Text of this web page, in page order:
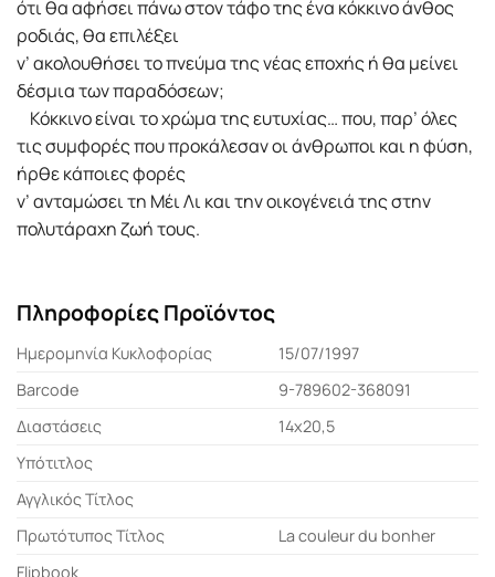
ότι θα αφήσει πάνω στον τάφο της ένα κόκκινο άνθος
ροδιάς, θα επιλέξει
ν’ ακολουθήσει το πνεύμα της νέας εποχής ή θα μείνει
δέσμια των παραδόσεων;
Κόκκινο είναι το χρώμα της ευτυχίας… που, παρ’ όλες
τις συμφορές που προκάλεσαν οι άνθρωποι και η φύση,
ήρθε κάποιες φορές
ν’ ανταμώσει τη Μέι Λι και την οικογένειά της στην
πολυτάραχη ζωή τους.
Πληροφορίες Προϊόντος
Ημερομηνία Κυκλοφορίας
15/07/1997
Barcode
9-789602-368091
Διαστάσεις
14x20,5
Υπότιτλος
Αγγλικός Τίτλος
Πρωτότυπος Τίτλος
La couleur du bonher
Flipbook